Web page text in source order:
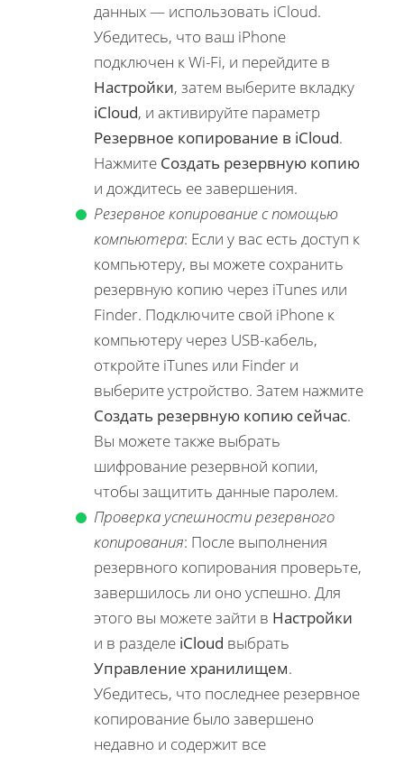
данных — использовать iCloud.
Убедитесь, что ваш iPhone
подключен к Wi-Fi, и перейдите в
Настройки, затем выберите вкладку
iCloud, и активируйте параметр
Резервное копирование в iCloud.
Нажмите Создать резервную копию
и дождитесь ее завершения.
Резервное копирование с помощью
компьютера: Если у вас есть доступ к
компьютеру, вы можете сохранить
резервную копию через iTunes или
Finder. Подключите свой iPhone к
компьютеру через USB-кабель,
откройте iTunes или Finder и
выберите устройство. Затем нажмите
Создать резервную копию сейчас.
Вы можете также выбрать
шифрование резервной копии,
чтобы защитить данные паролем.
Проверка успешности резервного
копирования: После выполнения
резервного копирования проверьте,
завершилось ли оно успешно. Для
этого вы можете зайти в Настройки
и в разделе iCloud выбрать
Управление хранилищем.
Убедитесь, что последнее резервное
копирование было завершено
недавно и содержит все